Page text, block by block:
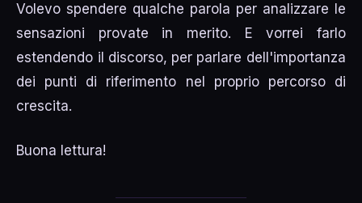
Volevo spendere qualche parola per analizzare le
sensazioni provate in merito. E vorrei farlo
estendendo il discorso, per parlare dell'importanza
dei punti di riferimento nel proprio percorso di
crescita.
Buona lettura!